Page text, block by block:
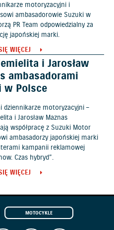
motoryzacyjni i
ambasadorowie Suzuki w
PR Team odpowiedzialny za
japońskiej marki.
WIĘCEJ
i Jarosław
ambasadorami
w Polsce
dziennikarze motoryzacyjni –
i Jarosław Maznas
współpracę z Suzuki Motor
ambasadorzy japońskiej marki
kampanii reklamowej
Czas hybryd”.
WIĘCEJ
MOTOCYKLE